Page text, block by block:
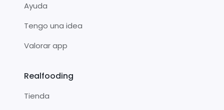
Ayuda
Tengo una idea
Valorar app
Realfooding
Tienda